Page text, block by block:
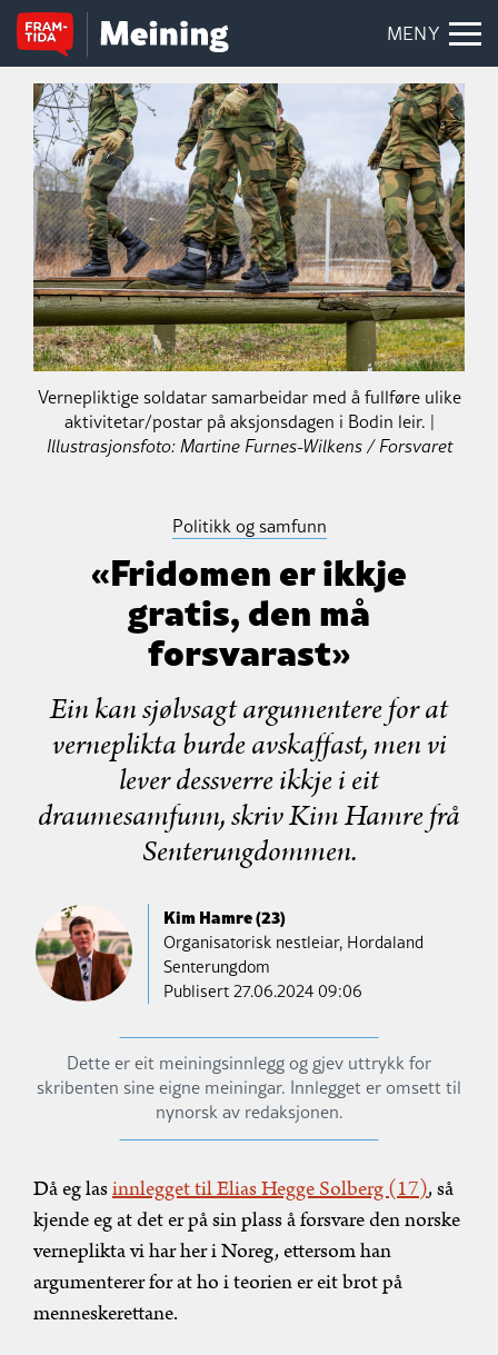
MENY
Vernepliktige soldatar samarbeidar med å fullføre ulike
aktivitetar/postar på aksjonsdagen i Bodin leir. |
Illustrasjonsfoto: Martine Furnes-Wilkens / Forsvaret
Politikk og samfunn
«Fridomen er ikkje
gratis, den må
forsvarast»
Ein kan sjølvsagt argumentere for at
verneplikta burde avskaffast, men vi
lever dessverre ikkje i eit
draumesamfunn, skriv Kim Hamre frå
Senterungdommen.
Kim Hamre (23)
Organisatorisk nestleiar, Hordaland
Senterungdom
Publisert27.06.2024 09:06
Dette er eit meiningsinnlegg og gjev uttrykk for
skribenten sine eigne meiningar. Innlegget er omsett til
nynorsk av redaksjonen.
Då eg lasinnlegget til Elias Hegge Solberg (17), så
kjende eg at det er på sin plass å forsvare den norske
verneplikta vi har her i Noreg, ettersom han
argumenterer for at ho i teorien er eit brot på
menneskerettane.